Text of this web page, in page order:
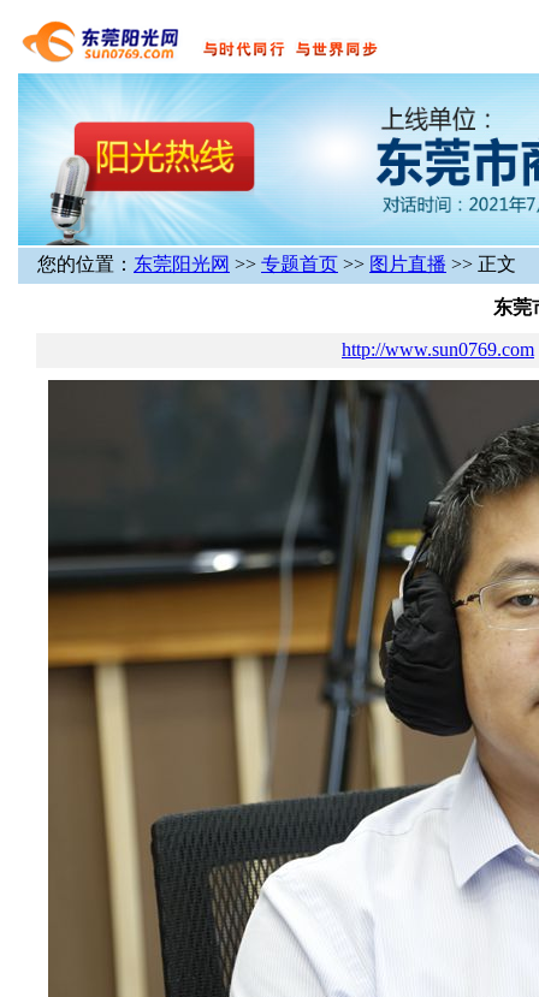
您的位置： 东莞阳光网 >> 专题首页 >> 图片直播 >> 正文
东莞
http://www.sun0769.com